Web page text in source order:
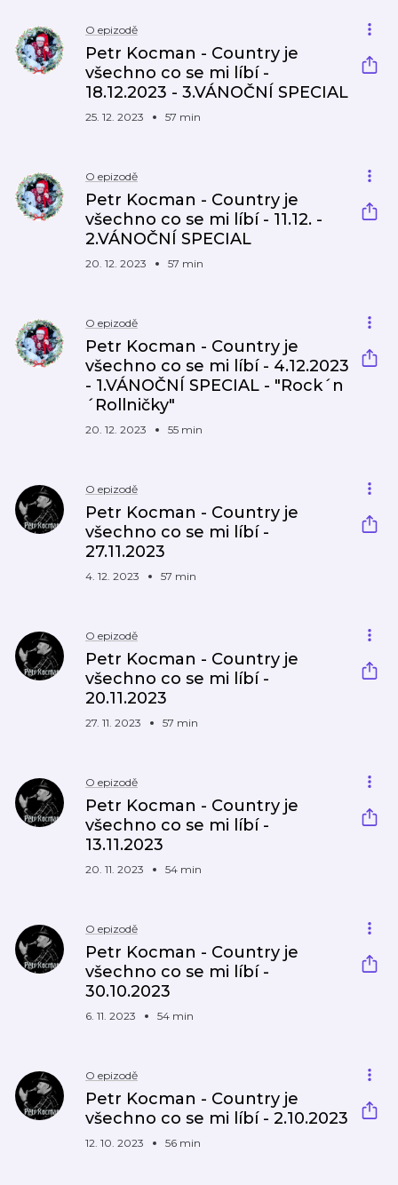
O epizodě
Petr Kocman - Country je
všechno co se mi líbí -
18.12.2023 - 3.VÁNOČNÍ SPECIAL
25. 12. 2023 57 min
O epizodě
Petr Kocman - Country je
všechno co se mi líbí - 11.12. -
2.VÁNOČNÍ SPECIAL
20. 12. 2023 57 min
O epizodě
Petr Kocman - Country je
všechno co se mi líbí - 4.12.2023
- 1.VÁNOČNÍ SPECIAL - "Rock´n
´Rollničky"
20. 12. 2023 55 min
O epizodě
Petr Kocman - Country je
všechno co se mi líbí -
27.11.2023
4. 12. 2023 57 min
O epizodě
Petr Kocman - Country je
všechno co se mi líbí -
20.11.2023
27. 11. 2023 57 min
O epizodě
Petr Kocman - Country je
všechno co se mi líbí -
13.11.2023
20. 11. 2023 54 min
O epizodě
Petr Kocman - Country je
všechno co se mi líbí -
30.10.2023
6. 11. 2023 54 min
O epizodě
Petr Kocman - Country je
všechno co se mi líbí - 2.10.2023
12. 10. 2023 56 min